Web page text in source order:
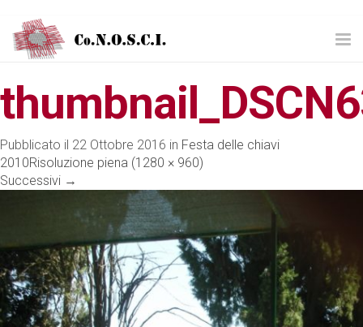
Pubblicato il 22 Ottobre 2016 in Festa delle chiavi
2010Risoluzione piena (1280 × 960)
Successivi →